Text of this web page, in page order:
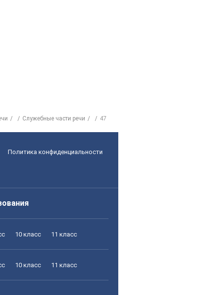
Служебные части речи 47
Политика конфиденциальности
10 класс 11 класс
10 класс 11 класс